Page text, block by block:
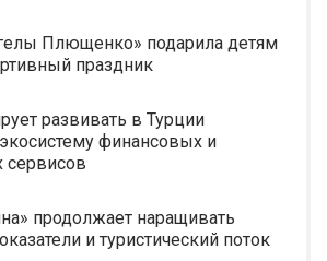
Плющенко» подарила детям
праздник
развивать в Турции
финансовых и
сервисов
продолжает наращивать
и туристический поток